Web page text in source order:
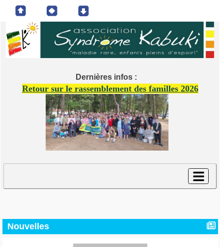
Dernières infos :
Retour sur le rassemblement des familles 2026
Nouvelles